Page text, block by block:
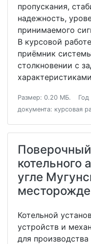
пропускания,
надежность,
принимаемого
В курсовой
приёмник
столкновении с
Размер: 0.20 МБ. Год
документа: курсовая
котельного
угле
Котельной
устройств и
для